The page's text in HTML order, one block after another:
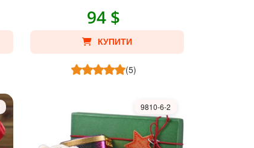
94 $
КУПИТИ
(5)
9810-6-2